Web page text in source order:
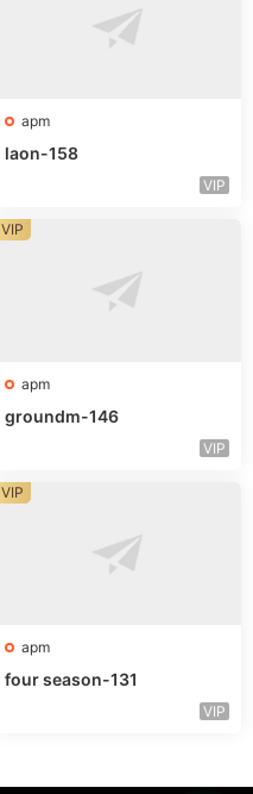
apm
laon-158
VIP
apm
groundm-146
VIP
VIP
apm
four season-131
VIP
VIP